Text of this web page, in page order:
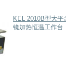
KEL-2010B型大平
镜加热恒温工作台